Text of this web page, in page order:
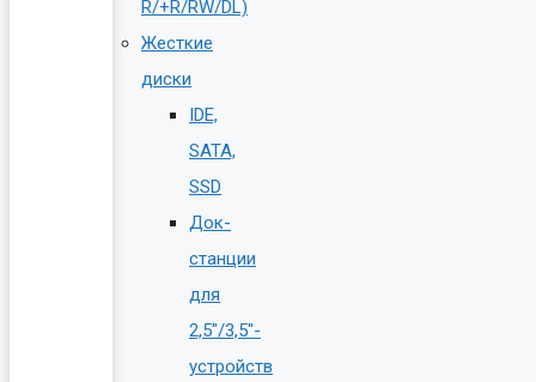
R/+R/RW/DL)
Жесткие
диски
IDE,
SATA,
SSD
Док-
станции
для
2,5″/3,5″-
устройств